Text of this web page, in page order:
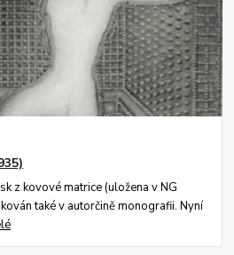
z kovové matrice (uložena v NG
také v autorčině monografii. Nyní